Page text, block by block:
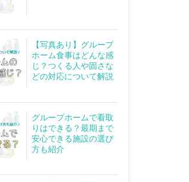
【写真あり】グループ
ホーム食事はどんな感
じ？つくる人や固さな
どの対応について解説
グループホームで看取
りはできる？最期まで
安心できる施設の選び
方も紹介